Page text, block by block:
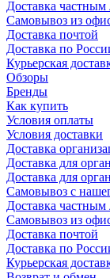
Доставка
Самовывоз из
Доставка почтой
Доставка по
Курьерская
Обзоры
Бренды
Как купить
Условия оплаты
Условия доставки
Доставка
Доставка для
Доставка для
Самовывоз с
Доставка
Самовывоз из
Доставка почтой
Доставка по
Курьерская